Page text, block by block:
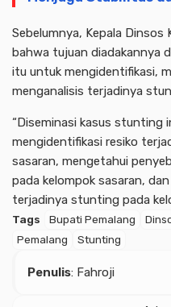
Sebelumnya, Kepala Dinsos
bahwa tujuan diadakannya
itu untuk mengidentifikasi,
menganalisis terjadinya
“Diseminasi kasus stunting
mengidentifikasi resiko
sasaran, mengetahui
pada kelompok sasaran,
terjadinya stunting pada
Tags Bupati Pemalang
Pemalang
Stunting
Penulis: Fahroji